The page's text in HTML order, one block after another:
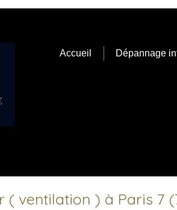
Accueil Dépannage
ventilation ) à Paris 7